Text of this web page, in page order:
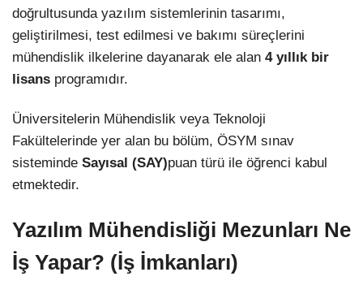
doğrultusunda yazılım sistemlerinin tasarımı,
geliştirilmesi, test edilmesi ve bakımı süreçlerini
mühendislik ilkelerine dayanarak ele alan 4 yıllık bir
lisans programıdır.
Üniversitelerin Mühendislik veya Teknoloji
Fakültelerinde yer alan bu bölüm, ÖSYM sınav
sisteminde Sayısal (SAY)puan türü ile öğrenci kabul
etmektedir.
Yazılım Mühendisliği Mezunları Ne
İş Yapar? (İş İmkanları)